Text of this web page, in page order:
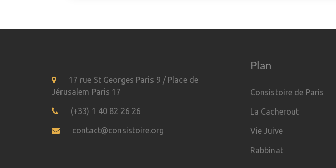
17 rue St Georges Paris 9 / Place de
Jérusalem Paris 17
(+33) 1 40 82 26 26
contact@consistoire.org
Plan
Consistoire de Paris
La Cacherout
Vie Juive
Rabbinat